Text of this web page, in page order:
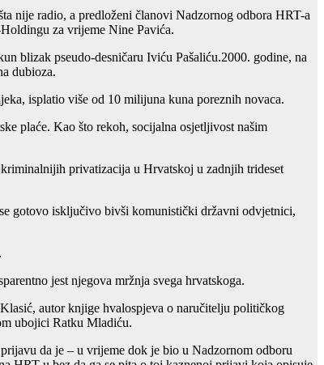
nije radio, a predloženi članovi Nadzornog odbora HRT-a
za vrijeme Nine Pavića.
blizak pseudo-desničaru Iviću Pašaliću.2000. godine, na
dubioza.
isplatio više od 10 milijuna kuna poreznih novaca.
plaće. Kao što rekoh, socijalna osjetljivost našim
privatizacija u Hrvatskoj u zadnjih trideset
gotovo isključivo bivši komunistički državni odvjetnici,
.
jest njegova mržnja svega hrvatskoga.
autor knjige hvalospjeva o naručitelju političkog
ubojici Ratku Mladiću.
da je – u vrijeme dok je bio u Nadzornom odboru